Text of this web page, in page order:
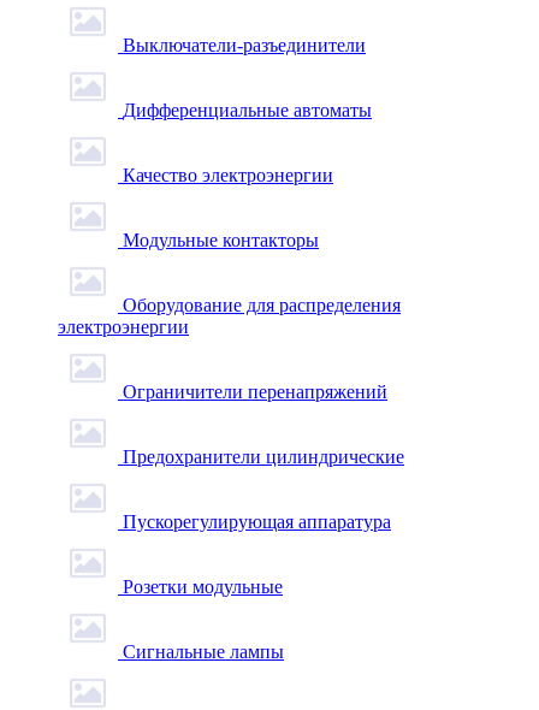
Выключатели-разъединители
Дифференциальные автоматы
Качество электроэнергии
Модульные контакторы
Оборудование для распределения
электроэнергии
Ограничители перенапряжений
Предохранители цилиндрические
Пускорегулирующая аппаратура
Розетки модульные
Сигнальные лампы